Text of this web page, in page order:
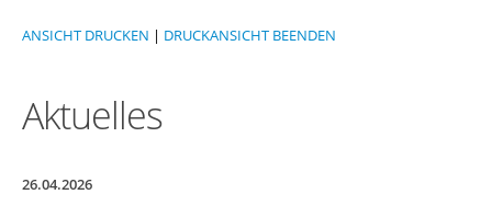
ANSICHT DRUCKEN | DRUCKANSICHT BEENDEN
Aktuelles
26.04.2026